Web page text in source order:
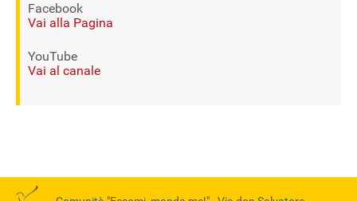
Facebook
Vai alla Pagina
YouTube
Vai al canale